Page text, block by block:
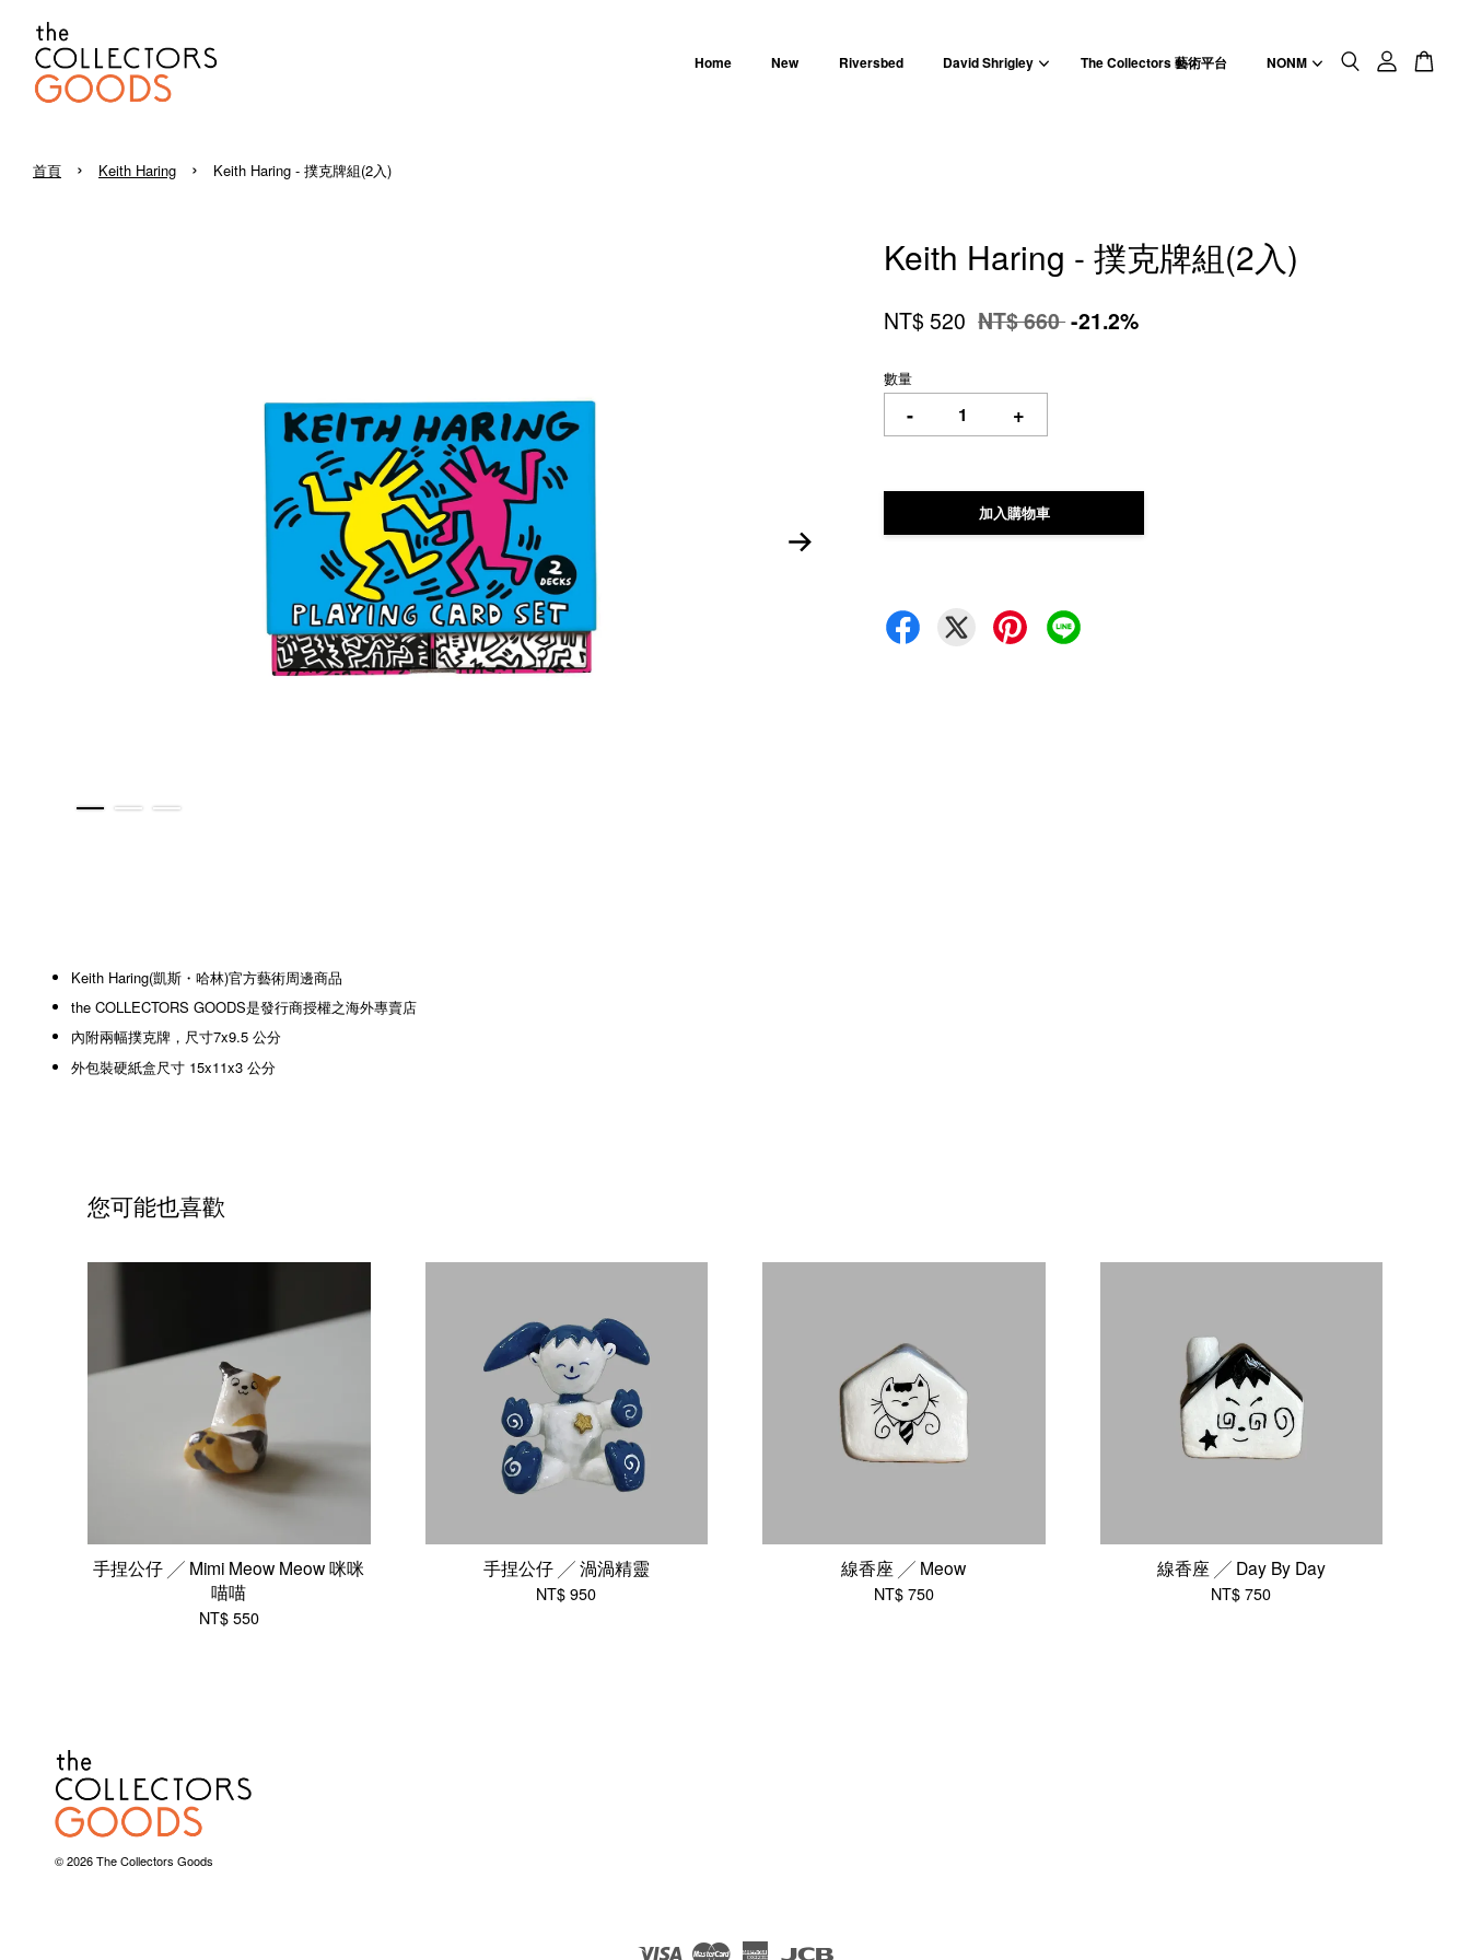
Home New Riversbed David Shrigley The Collectors 藝術平台 NONM
首頁 › Keith Haring › Keith Haring - 撲克牌組(2入)
Keith Haring - 撲克牌組(2入)
NT$ 520 NT$ 660-21.2%
數量
- +
加入購物車
Keith Haring(凱斯・哈林)官方藝術周邊商品
the COLLECTORS GOODS是發行商授權之海外專賣店
內附兩幅撲克牌，尺寸7x9.5 公分
外包裝硬紙盒尺寸 15x11x3 公分
您可能也喜歡
手捏公仔 ╱ Mimi Meow Meow 咪咪
喵喵
NT$ 550
手捏公仔 ╱ 渦渦精靈
NT$ 950
線香座 ╱ Meow
NT$ 750
線香座 ╱ Day By Day
NT$ 750
© 2026 The Collectors Goods
Visa Master
American